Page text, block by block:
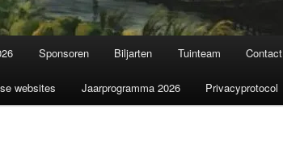
Sponsoren Biljarten Tuinteam Contact
websites Jaarprogramma 2026 Privacyprotocol